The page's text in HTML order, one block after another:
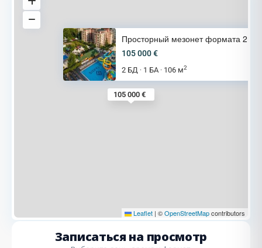
105 000 €
Просторный мезонет формата 2+1
105 000 €
2 БД · 1 БА · 106 м2
Leaflet | ©OpenStreetMapcontributors
Записаться на просмотр